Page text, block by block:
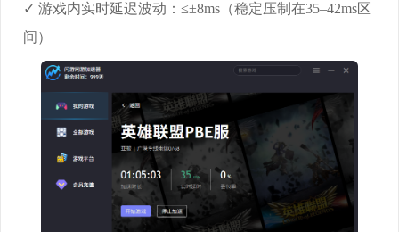
✓ 游戏内实时延迟波动：≤±8ms（稳定压制在35–42ms区
间）